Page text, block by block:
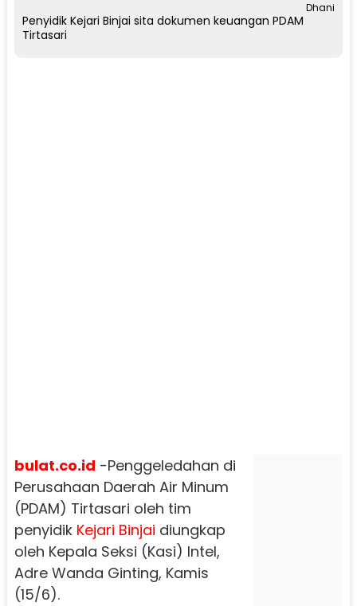
Dhani
Penyidik Kejari Binjai sita dokumen keuangan PDAM
Tirtasari
bulat.co.id -Penggeledahan di
Perusahaan Daerah Air Minum
(PDAM) Tirtasari oleh tim
penyidik ​​ Kejari Binjai diungkap
oleh Kepala Seksi (Kasi) Intel,
Adre Wanda Ginting, Kamis
(15/6).